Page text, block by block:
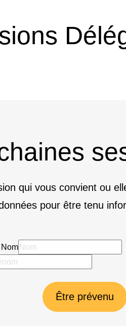
qui vous convient ou
pour être tenu
Nom
Être prévenu